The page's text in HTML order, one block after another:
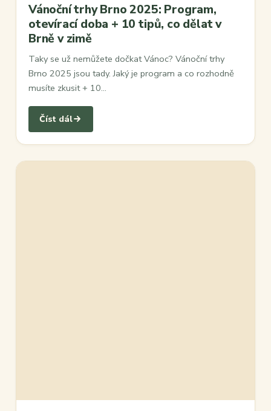
Vánoční trhy Brno 2025: Program,
otevírací doba + 10 tipů, co dělat v
Brně v zimě
Taky se už nemůžete dočkat Vánoc? Vánoční trhy
Brno 2025 jsou tady. Jaký je program a co rozhodně
musíte zkusit + 10…
Číst dál